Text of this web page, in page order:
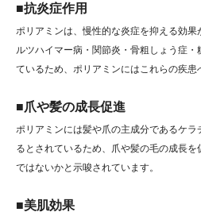
■抗炎症作用
ポリアミンは、慢性的な炎症を抑える効
ルツハイマー病・関節炎・骨粗しょう症
ているため、ポリアミンにはこれらの疾患
■爪や髪の成長促進
ポリアミンには髪や爪の主成分であるケ
るとされているため、爪や髪の毛の成長
ではないかと示唆されています。
■美肌効果